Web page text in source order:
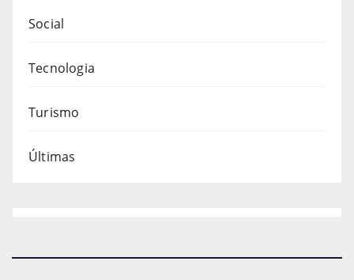
Social
Tecnologia
Turismo
Últimas